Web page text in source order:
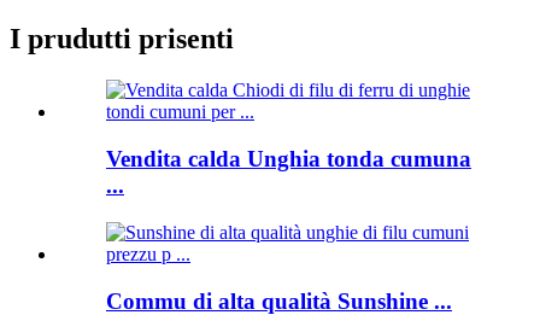
I prudutti prisenti
Vendita calda Unghia tonda cumuna
...
Commu di alta qualità Sunshine ...